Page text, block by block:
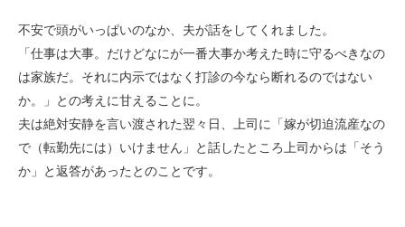
不安で頭がいっぱいのなか、夫が話をしてくれました。
「仕事は大事。だけどなにが一番大事か考えた時に守るべきなの
は家族だ。それに内示ではなく打診の今なら断れるのではない
か。」との考えに甘えることに。
夫は絶対安静を言い渡された翌々日、上司に「嫁が切迫流産なの
で（転勤先には）いけません」と話したところ上司からは「そう
か」と返答があったとのことです。